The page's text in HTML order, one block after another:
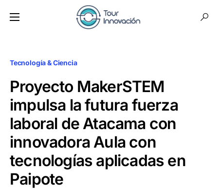
Tecnología & Ciencia
Proyecto MakerSTEM
impulsa la futura fuerza
laboral de Atacama con
innovadora Aula con
tecnologías aplicadas en
Paipote